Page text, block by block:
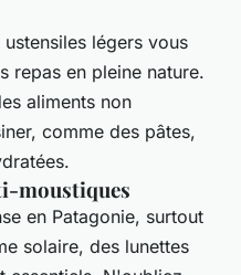
légers vous
repas en pleine nature.
aliments non
comme des pâtes,
moustiques
en Patagonie, surtout
solaire, des lunettes